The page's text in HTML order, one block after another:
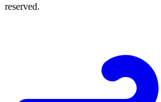
reserved.